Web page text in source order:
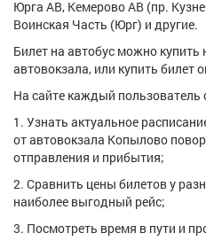
Юрга АВ, Кемерово АВ (пр.
Воинская Часть (Юрг) и другие.
Билет на автобус можно купить
автовокзала, или купить билет
На сайте каждый пользователь
1. Узнать актуальное
от автовокзала Копылово
отправления и прибытия;
2. Сравнить цены билетов у
наиболее выгодный рейс;
3. Посмотреть время в пути и